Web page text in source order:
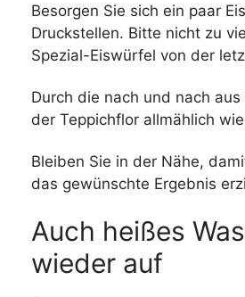
Besorgen Sie sich ein paar
Druckstellen. Bitte nicht zu
Spezial-Eiswürfel von der
Durch die nach und nach
der Teppichflor allmählich
Bleiben Sie in der Nähe,
das gewünschte Ergebnis
Auch heißes
wieder auf